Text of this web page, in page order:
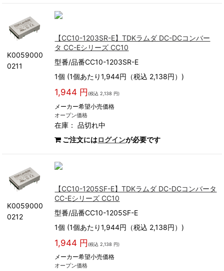
K0059000
0211
【CC10-1203SR-E】TDKラムダ DC-DCコンバー
タ CC-Eシリーズ CC10
型番/品番CC10-1203SR-E
1個 (1個あたり1,944円（税込 2,138円）)
1,944 円 (税込 2,138 円)
メーカー希望小売価格
オープン価格
在庫：品切れ中
ご注文にはログインが必要です
K0059000
0212
【CC10-1205SF-E】TDKラムダ DC-DCコンバータ
CC-Eシリーズ CC10
型番/品番CC10-1205SF-E
1個 (1個あたり1,944円（税込 2,138円）)
1,944 円 (税込 2,138 円)
メーカー希望小売価格
オープン価格